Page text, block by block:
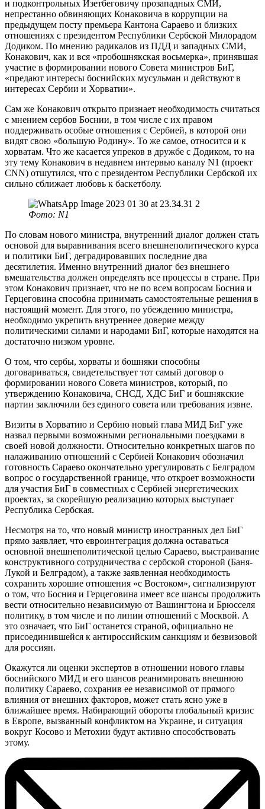
и подконтрольных Изетбеговичу прозападных СМИ,
непрестанно обвиняющих Конаковича в коррупции на
предыдущем посту премьера Кантона Сараево и близких
отношениях с президентом Республики Сербской Милорадом
Додиком. По мнению радикалов из ПДД и западных СМИ,
Конакович, как и вся «пробошнякская восьмерка», принявшая
участие в формировании нового Совета министров БиГ,
«предают интересы боснийских мусульман и действуют в
интересах Сербии и Хорватии».
Сам же Конакович открыто признает необходимость считаться
с мнением сербов Боснии, в том числе с их правом
поддерживать особые отношения с Сербией, в которой они
видят свою «большую Родину». То же самое, относится и к
хорватам. Что же касается упреков в дружбе с Додиком, то на
эту тему Конакович в недавнем интервью каналу N1 (проект
CNN) отшутился, что с президентом Республики Сербской их
сильно сближает любовь к баскетболу.
Фото: N1
По словам нового министра, внутренний диалог должен стать
основой для выравнивания всего внешнеполитического курса
и политики БиГ, деградировавших последние два
десятилетия. Именно внутренний диалог без внешнего
вмешательства должен определять все процессы в стране. При
этом Конакович признает, что не по всем вопросам Босния и
Герцеговина способна принимать самостоятельные решения в
настоящий момент. Для этого, по убеждению министра,
необходимо укрепить внутреннее доверие между
политическими силами и народами БиГ, которые находятся на
достаточно низком уровне.
О том, что сербы, хорваты и бошняки способны
договариваться, свидетельствует тот самый договор о
формировании нового Совета министров, который, по
утверждению Конаковича, СНСД, ХДС БиГ и бошнякские
партии заключили без единого совета или требования извне.
Визиты в Хорватию и Сербию новый глава МИД БиГ уже
назвал первыми возможными региональными поездками в
своей новой должности. Относительно конкретных шагов по
налаживанию отношений с Сербией Конакович обозначил
готовность Сараево окончательно урегулировать с Белградом
вопрос о государственной границе, что откроет возможности
для участия БиГ в совместных с Сербией энергетических
проектах, за скорейшую реализацию которых выступает
Республика Сербская.
Несмотря на то, что новый министр иностранных дел БиГ
прямо заявляет, что евроинтеграция должна оставаться
основной внешнеполитической целью Сараево, выстраивание
конструктивного сотрудничества с сербской стороной (Баня-
Лукой и Белградом), а также заявленная необходимость
сохранить хорошие отношения «с Востоком», сигнализируют
о том, что Босния и Герцеговина имеет все шансы продолжить
вести относительно независимую от Вашингтона и Брюсселя
политику, в том числе и по линии отношений с Москвой. А
это означает, что БиГ останется страной, официально не
присоединившейся к антироссийским санкциям и безвизовой
для россиян.
Окажутся ли оценки экспертов в отношении нового главы
боснийского МИД и его шансов реанимировать внешнюю
политику Сараево, сохранив ее независимой от прямого
влияния от внешних факторов, может стать ясно уже в
ближайшее время. Набирающий обороты глобальный кризис
в Европе, вызванный конфликтом на Украине, и ситуация
вокруг Косово и Метохии будут активно способствовать
этому.